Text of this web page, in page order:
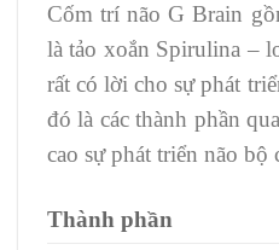
Cốm trí não G Brain
là tảo xoắn Spirulina –
rất có lời cho sự phát
đó là các thành phần
cao sự phát triển não bộ
Thành phần